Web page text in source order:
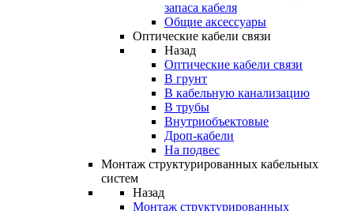
запаса кабеля
Общие аксессуары
Оптические кабели связи
Назад
Оптические кабели связи
В грунт
В кабельную канализацию
В трубы
Внутриобъектовые
Дроп-кабели
На подвес
Монтаж структурированных кабельных
систем
Назад
Монтаж структурированных